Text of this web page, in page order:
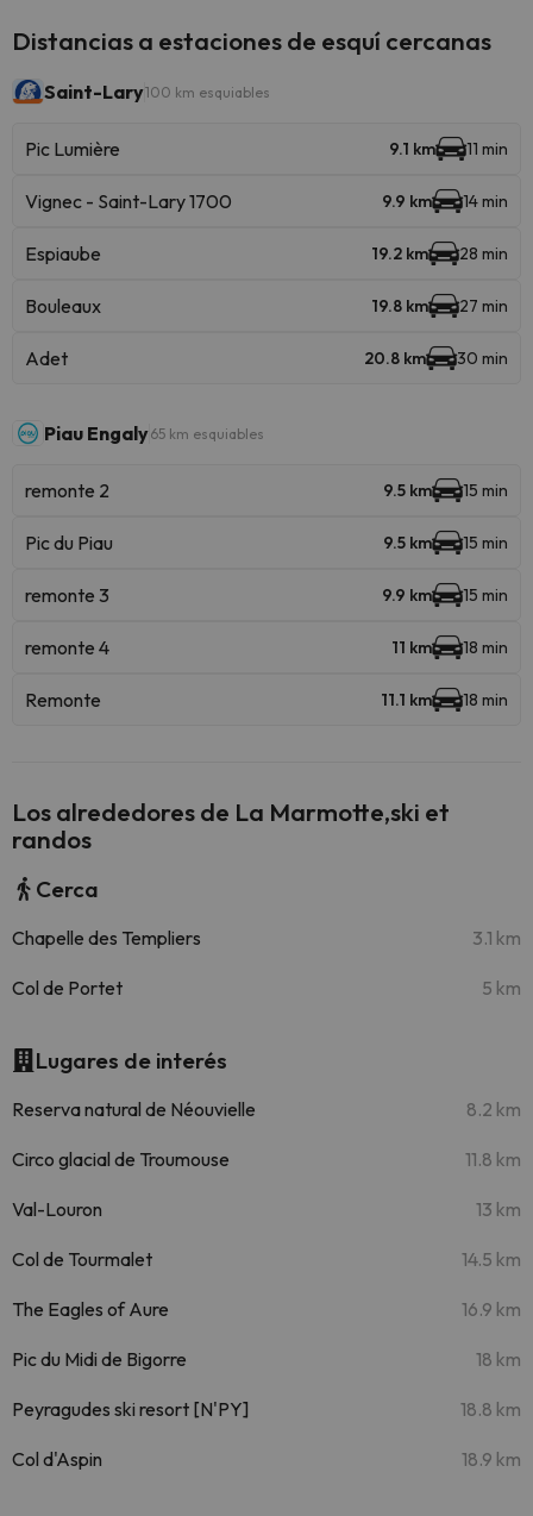
Distancias a estaciones de esquí cercanas
Saint-Lary100 km esquiables
Pic Lumière 9.1 km 11 min
Vignec - Saint-Lary 1700 9.9 km 14 min
Espiaube 19.2 km 28 min
Bouleaux 19.8 km 27 min
Adet 20.8 km 30 min
Piau Engaly65 km esquiables
remonte 2 9.5 km 15 min
Pic du Piau 9.5 km 15 min
remonte 3 9.9 km 15 min
remonte 4 11 km 18 min
Remonte 11.1 km 18 min
Los alrededores de La Marmotte,ski et
randos
Cerca
Chapelle des Templiers 3.1 km
Col de Portet 5 km
Lugares de interés
Reserva natural de Néouvielle 8.2 km
Circo glacial de Troumouse 11.8 km
Val-Louron 13 km
Col de Tourmalet 14.5 km
The Eagles of Aure 16.9 km
Pic du Midi de Bigorre 18 km
Peyragudes ski resort [N'PY] 18.8 km
Col d'Aspin 18.9 km